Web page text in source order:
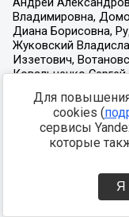
Для повышения
cookies (
сервисы
которые
Я